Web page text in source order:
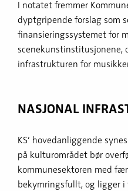
I notatet fremmer
dyptgripende forslag som
finansieringssystemet for
scenekunstinstitusjonene,
infrastrukturen for
NASJONAL
KS’ hovedanliggende
på kulturområdet bør
kommunesektoren med
bekymringsfullt, og ligger